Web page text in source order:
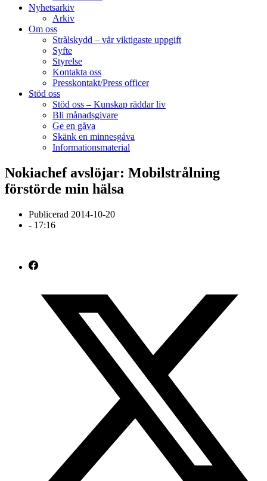
Nyhetsarkiv
Arkiv
Om oss
Strålskydd – vår viktigaste uppgift
Syfte
Styrelse
Kontakta oss
Presskontakt/Press officer
Stöd oss
Stöd oss – Kunskap räddar liv
Bli månadsgivare
Ge en gåva
Skänk en minnesgåva
Informationsmaterial
Nokiachef avslöjar: Mobilstrålning
förstörde min hälsa
Publicerad 2014-10-20
- 17:16